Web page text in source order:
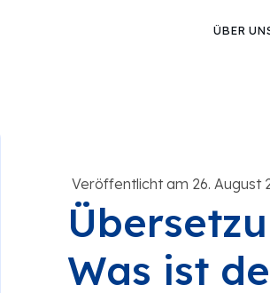
ÜBER
Veröffentlicht am 26. August
Was ist